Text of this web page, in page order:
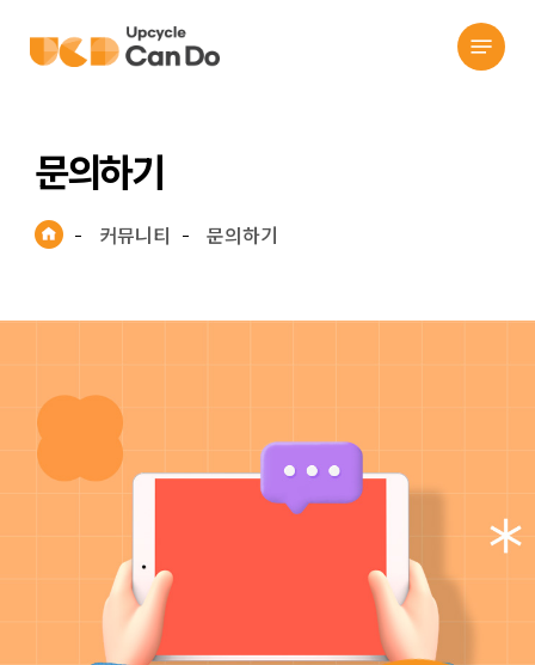
Menu
문의하기
커뮤니티 문의하기